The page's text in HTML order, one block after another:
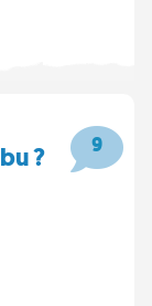
9
?